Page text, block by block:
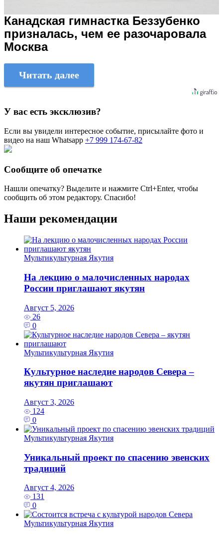
Канадская гимнастка Беззубенко
призналась, чем ее разочаровала
Москва
Читать далее
У вас есть эксклюзив?
Если вы увидели интересное событие, присылайте фото и
видео на наш Whatsapp +7 999 174-67-82
Сообщите об опечатке
Нашли опечатку? Выделите и нажмите Ctrl+Enter, чтобы
сообщить об этом редактору. Спасибо!
Наши рекомендации
Мультикультурная Якутия
На лекцию о малочисленных народах
России приглашают якутян
Август 5, 2026
26
0
Мультикультурная Якутия
Культурное наследие народов Севера –
якутян приглашают
Август 3, 2026
124
0
Мультикультурная Якутия
Уникальный проект по спасению эвенских
традиций
Август 4, 2026
131
0
Мультикультурная Якутия